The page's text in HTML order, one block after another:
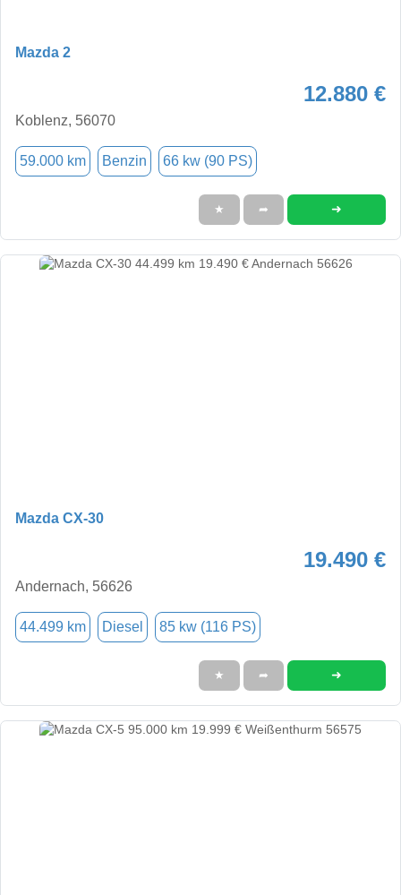
Mazda 2
12.880 €
Koblenz, 56070
59.000 km Benzin 66 kw (90 PS)
★ ➦ ➜
Mazda CX-30
19.490 €
Andernach, 56626
44.499 km Diesel 85 kw (116 PS)
★ ➦ ➜